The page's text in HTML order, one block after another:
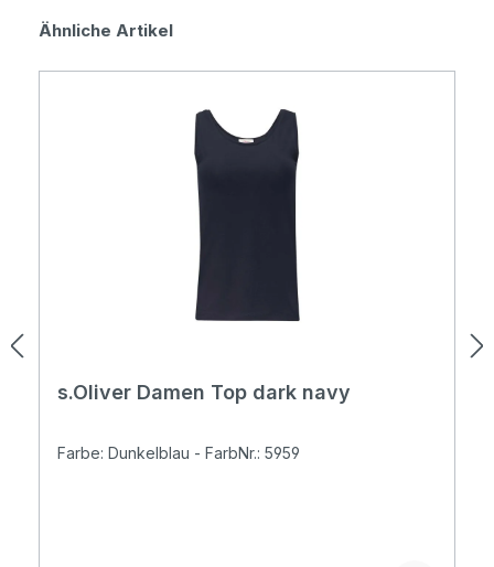
Produktgalerie überspringen
Ähnliche Artikel
s.Oliver Damen Top dark navy
Farbe: Dunkelblau - FarbNr.: 5959